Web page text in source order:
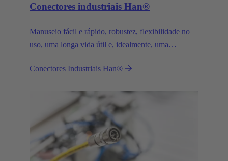
Conectores industriais Han®
Manuseio fácil e rápido, robustez, flexibilidade no
uso, uma longa vida útil e, idealmente, uma
sejam as suas expectativas de um conector - o Han®
Conectores Industriais Han®